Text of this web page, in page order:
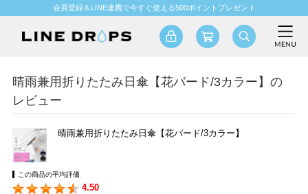
会員登録＆LINE連携で今すぐ使える500ポイントプレゼント
晴雨兼用折りたたみ日傘【花バード/3カラー】の
レビュー
晴雨兼用折りたたみ日傘【花バード/3カラー】
この商品の平均評価
4.50